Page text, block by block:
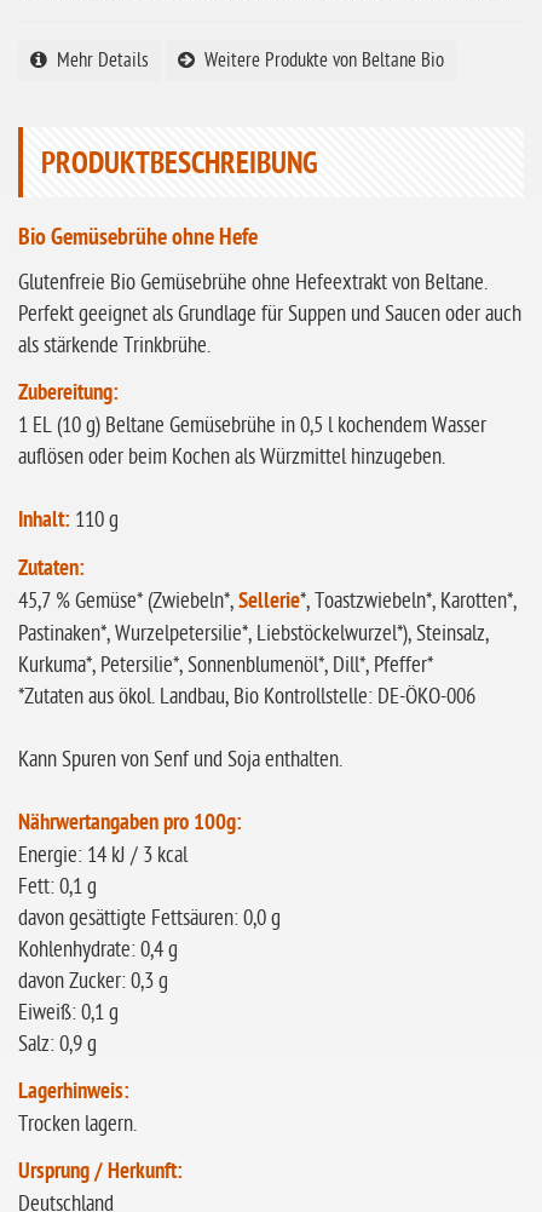
ohne Vanille
ohne Sellerie
ohne
Sonnenblumen
ohne Palmöl
Mehr Details Weitere Produkte von Beltane Bio
PRODUKTBESCHREIBUNG
Bio Gemüsebrühe ohne Hefe
Glutenfreie Bio Gemüsebrühe ohne Hefeextrakt von Beltane.
Perfekt geeignet als Grundlage für Suppen und Saucen oder auch
als stärkende Trinkbrühe.
Zubereitung:
1 EL (10 g) Beltane Gemüsebrühe in 0,5 l kochendem Wasser
auflösen oder beim Kochen als Würzmittel hinzugeben.
Inhalt: 110 g
Zutaten:
45,7 % Gemüse* (Zwiebeln*,Sellerie*, Toastzwiebeln*, Karotten*,
Pastinaken*, Wurzelpetersilie*, Liebstöckelwurzel*), Steinsalz,
Kurkuma*, Petersilie*, Sonnenblumenöl*, Dill*, Pfeffer*
*Zutaten aus ökol. Landbau, Bio Kontrollstelle: DE-ÖKO-006
Kann Spuren von Senf und Soja enthalten.
Nährwertangaben pro 100g:
Energie: 14 kJ / 3 kcal
Fett: 0,1 g
davon gesättigte Fettsäuren: 0,0 g
Kohlenhydrate: 0,4 g
davon Zucker: 0,3 g
Eiweiß: 0,1 g
Salz: 0,9 g
Lagerhinweis:
Trocken lagern.
Ursprung / Herkunft:
Deutschland